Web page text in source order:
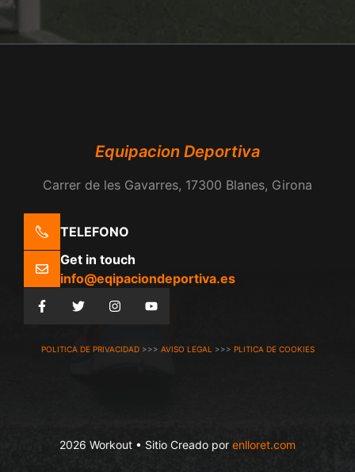
Equipacion Deportiva
Carrer de les Gavarres, 17300 Blanes, Girona
TELEFONO
Get in touch
info@eqipaciondeportiva.es
POLITICA DE PRIVACIDAD>>> AVISO LEGAL >>> PLITICA DE COOKIES
2026 Workout • Sitio Creado por enlloret.com